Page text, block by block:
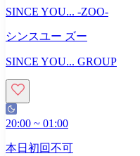
SINCE YOU... -ZOO-
シンスユー ズー
SINCE YOU... GROUP
20:00 ~ 01:00
本日初回不可